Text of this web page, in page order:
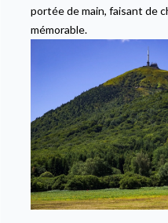
portée de main, faisant de
mémorable.